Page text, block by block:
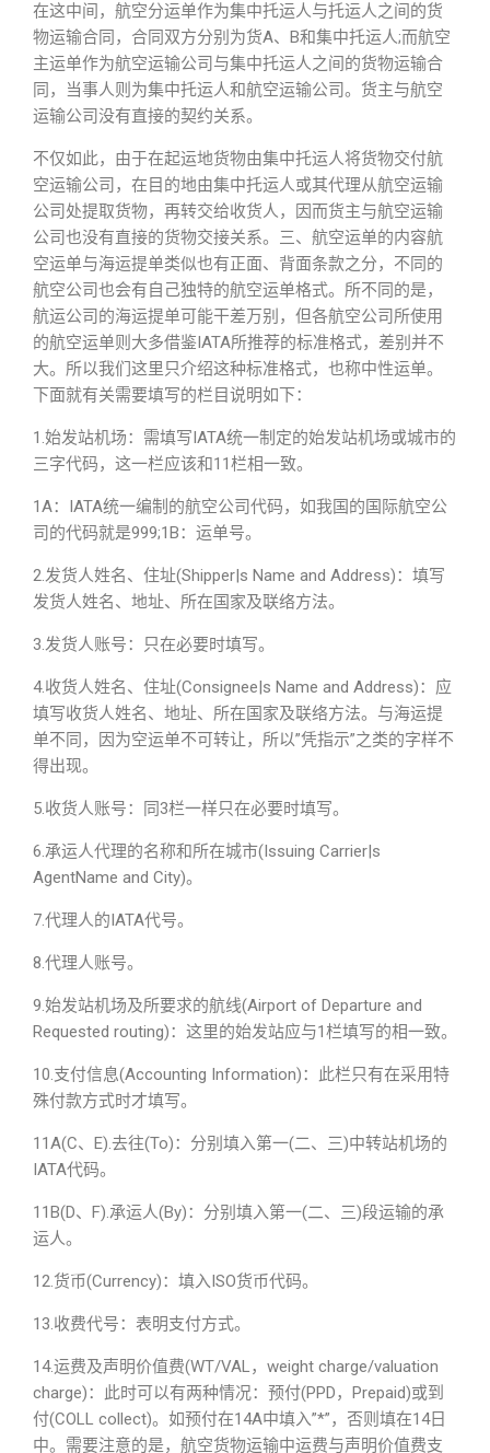
在这中间，航空分运单作为集中托运人与托运人之间的货
物运输合同，合同双方分别为货A、B和集中托运人;而航空
主运单作为航空运输公司与集中托运人之间的货物运输合
同，当事人则为集中托运人和航空运输公司。货主与航空
运输公司没有直接的契约关系。
不仅如此，由于在起运地货物由集中托运人将货物交付航
空运输公司，在目的地由集中托运人或其代理从航空运输
公司处提取货物，再转交给收货人，因而货主与航空运输
公司也没有直接的货物交接关系。三、航空运单的内容航
空运单与海运提单类似也有正面、背面条款之分，不同的
航空公司也会有自己独特的航空运单格式。所不同的是，
航运公司的海运提单可能干差万别，但各航空公司所使用
的航空运单则大多借鉴IATA所推荐的标准格式，差别并不
大。所以我们这里只介绍这种标准格式，也称中性运单。
下面就有关需要填写的栏目说明如下：
1.始发站机场：需填写IATA统一制定的始发站机场或城市的
三字代码，这一栏应该和11栏相一致。
1A：IATA统一编制的航空公司代码，如我国的国际航空公
司的代码就是999;1B：运单号。
2.发货人姓名、住址(Shipper|s Name and Address)：填写
发货人姓名、地址、所在国家及联络方法。
3.发货人账号：只在必要时填写。
4.收货人姓名、住址(Consignee|s Name and Address)：应
填写收货人姓名、地址、所在国家及联络方法。与海运提
单不同，因为空运单不可转让，所以”凭指示”之类的字样不
得出现。
5.收货人账号：同3栏一样只在必要时填写。
6.承运人代理的名称和所在城市(Issuing Carrier|s
AgentName and City)。
7.代理人的IATA代号。
8.代理人账号。
9.始发站机场及所要求的航线(Airport of Departure and
Requested routing)：这里的始发站应与1栏填写的相一致。
10.支付信息(Accounting Information)：此栏只有在采用特
殊付款方式时才填写。
11A(C、E).去往(To)：分别填入第一(二、三)中转站机场的
IATA代码。
11B(D、F).承运人(By)：分别填入第一(二、三)段运输的承
运人。
12.货币(Currency)：填入ISO货币代码。
13.收费代号：表明支付方式。
14.运费及声明价值费(WT/VAL，weight charge/valuation
charge)：此时可以有两种情况：预付(PPD，Prepaid)或到
付(COLL collect)。如预付在14A中填入”*”，否则填在14日
中。需要注意的是，航空货物运输中运费与声明价值费支